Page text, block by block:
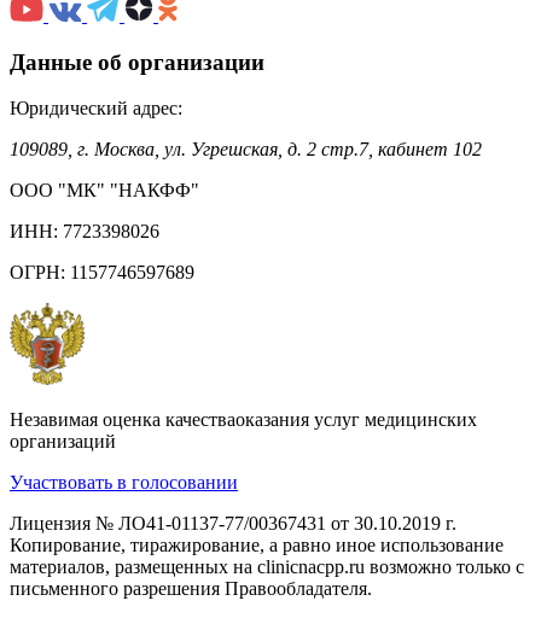
Данные об организации
Юридический адрес:
109089, г. Москва, ул. Угрешская, д. 2 стр.7, кабинет 102
ООО "МК" "НАКФФ"
ИНН: 7723398026
ОГРН: 1157746597689
Незавимая оценка качестваоказания услуг медицинских
организаций
Участвовать в голосовании
Лицензия № ЛО41-01137-77/00367431 от 30.10.2019 г.
Копирование, тиражирование, а равно иное использование
материалов, размещенных на clinicnacpp.ru возможно только с
письменного разрешения Правообладателя.